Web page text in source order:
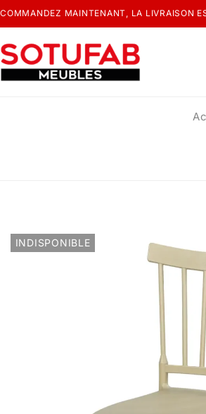
COMMANDEZ MAINTENANT, LA LIVRAISON
INDISPONIBLE